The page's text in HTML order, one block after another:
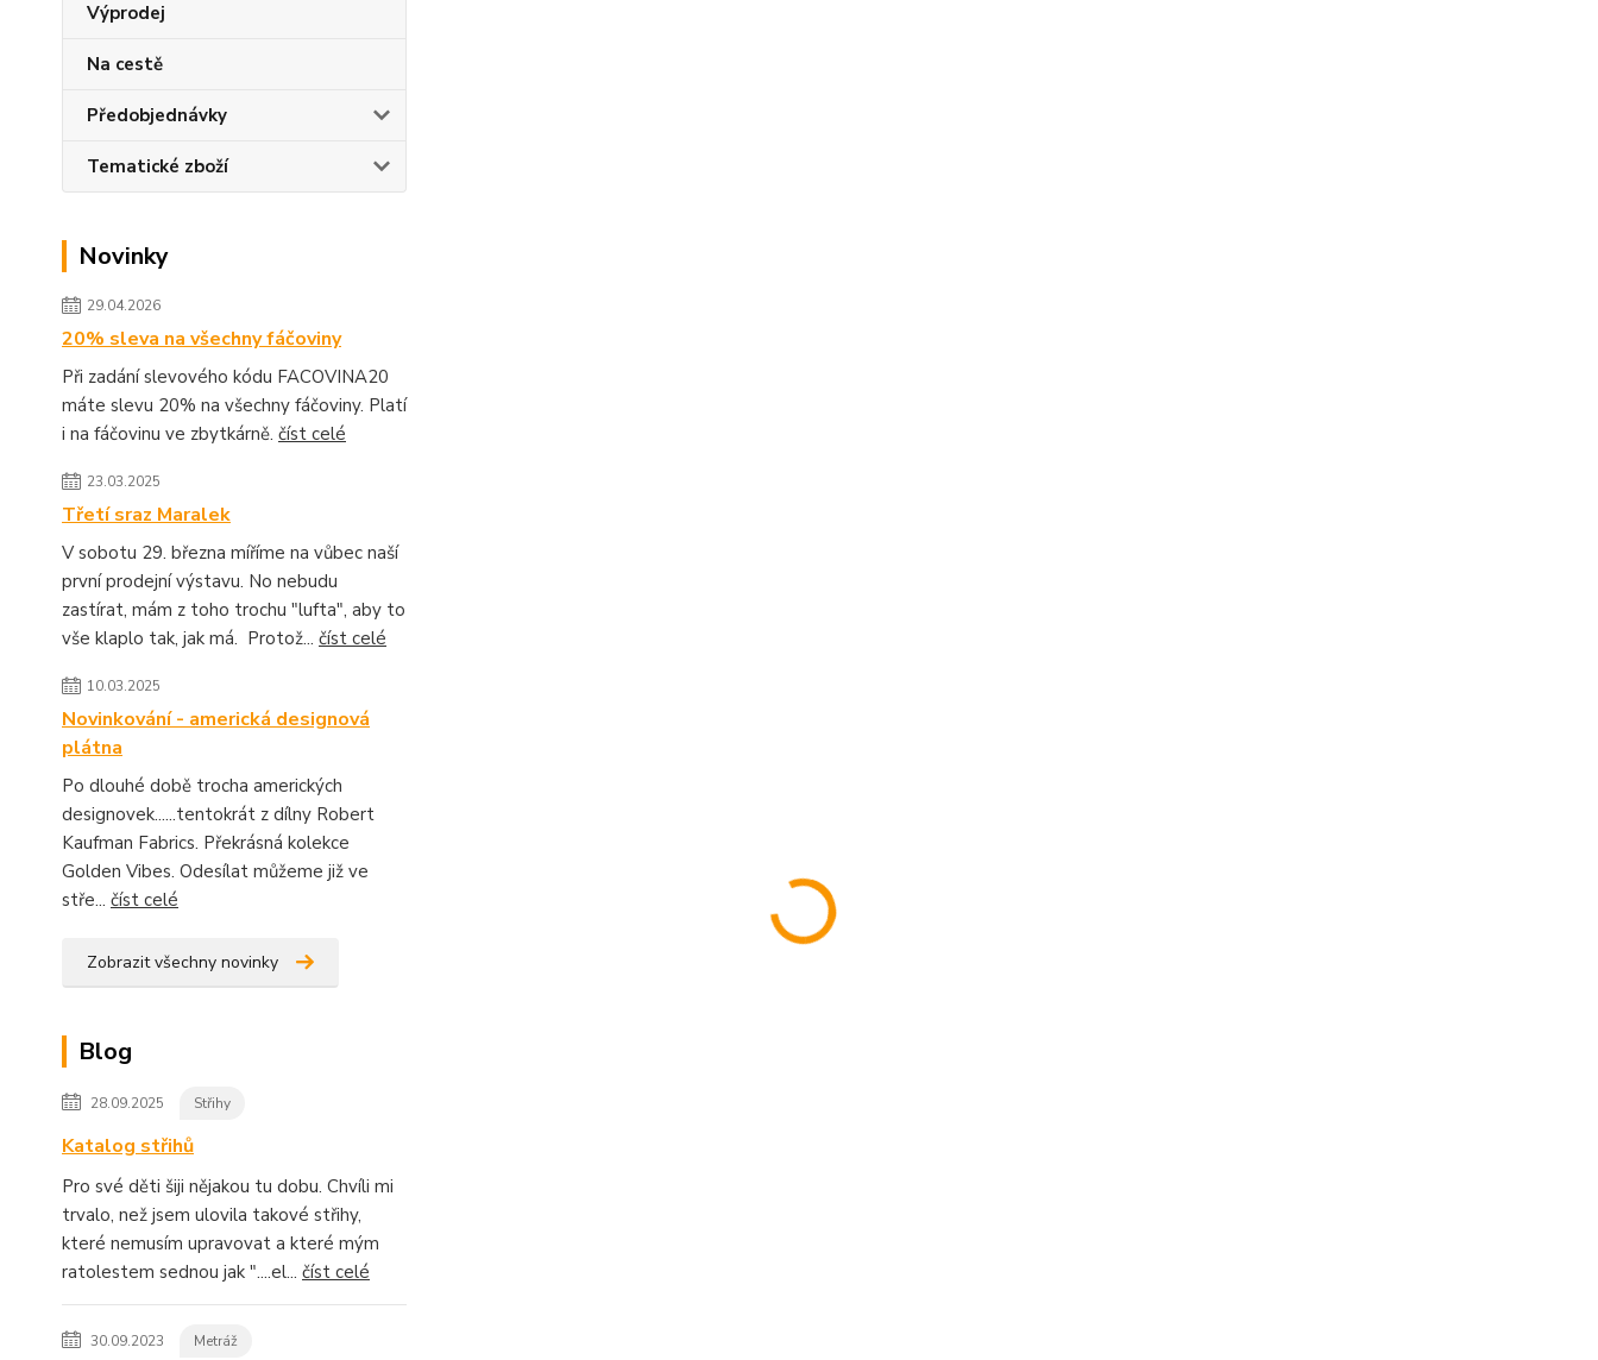
Výprodej
Na cestě
Předobjednávky
Tematické zboží
Novinky
29.04.2026
20% sleva na všechny fáčoviny
Při zadání slevového kódu FACOVINA20
máte slevu 20% na všechny fáčoviny. Platí
i na fáčovinu ve zbytkárně. číst celé
23.03.2025
Třetí sraz Maralek
V sobotu 29. března míříme na vůbec naší
první prodejní výstavu. No nebudu
zastírat, mám z toho trochu "lufta", aby to
vše klaplo tak, jak má. Protož... číst celé
10.03.2025
Novinkování - americká designová
plátna
Po dlouhé době trocha amerických
designovek......tentokrát z dílny Robert
Kaufman Fabrics. Překrásná kolekce
Golden Vibes. Odesílat můžeme již ve
stře... číst celé
Zobrazit všechny novinky
Blog
28.09.2025 Střihy
Katalog střihů
Pro své děti šiji nějakou tu dobu. Chvíli mi
trvalo, než jsem ulovila takové střihy,
které nemusím upravovat a které mým
ratolestem sednou jak "....el... číst celé
30.09.2023 Metráž